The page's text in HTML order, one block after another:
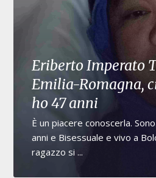
Eriberto Imperato
Emilia-Romagna,
ho 47 anni
È un piacere conoscerla.
anni e Bisessuale e vivo a
ragazzo si ...